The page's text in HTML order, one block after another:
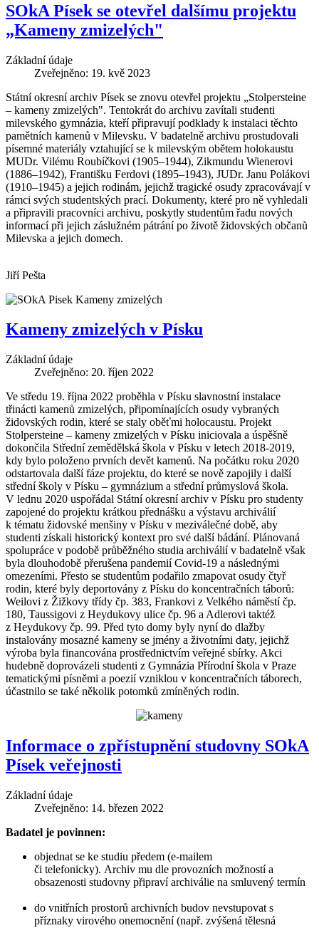
SOkA Písek se otevřel dalšímu projektu
„Kameny zmizelých"
Základní údaje
Zveřejněno: 19. kvě 2023
Státní okresní archiv Písek se znovu otevřel projektu „Stolpersteine
– kameny zmizelých". Tentokrát do archivu zavítali studenti
milevského gymnázia, kteří připravují podklady k instalaci těchto
pamětních kamenů v Milevsku. V badatelně archivu prostudovali
písemné materiály vztahující se k milevským obětem holokaustu
MUDr. Vilému Roubíčkovi (1905–1944), Zikmundu Wienerovi
(1886–1942), Františku Ferdovi (1895–1943), JUDr. Janu Polákovi
(1910–1945) a jejich rodinám, jejichž tragické osudy zpracovávají v
rámci svých studentských prací. Dokumenty, které pro ně vyhledali
a připravili pracovníci archivu, poskytly studentům řadu nových
informací při jejich záslužném pátrání po životě židovských občanů
Milevska a jejich domech.
Jiří Pešta
Kameny zmizelých v Písku
Základní údaje
Zveřejněno: 20. říjen 2022
Ve středu 19. října 2022 proběhla v Písku slavnostní instalace
třinácti kamenů zmizelých, připomínajících osudy vybraných
židovských rodin, které se staly oběťmi holocaustu. Projekt
Stolpersteine – kameny zmizelých v Písku iniciovala a úspěšně
dokončila Střední zemědělská škola v Písku v letech 2018-2019,
kdy bylo položeno prvních devět kamenů. Na počátku roku 2020
odstartovala další fáze projektu, do které se nově zapojily i další
střední školy v Písku – gymnázium a střední průmyslová škola.
V lednu 2020 uspořádal Státní okresní archiv v Písku pro studenty
zapojené do projektu krátkou přednášku a výstavu archiválií
k tématu židovské menšiny v Písku v meziválečné době, aby
studenti získali historický kontext pro své další bádání. Plánovaná
spolupráce v podobě průběžného studia archiválií v badatelně však
byla dlouhodobě přerušena pandemií Covid-19 a následnými
omezeními. Přesto se studentům podařilo zmapovat osudy čtyř
rodin, které byly deportovány z Písku do koncentračních táborů:
Weilovi z Žižkovy třídy čp. 383, Frankovi z Velkého náměstí čp.
180, Taussigovi z Heydukovy ulice čp. 96 a Adlerovi taktéž
z Heydukovy čp. 99. Před tyto domy byly nyní do dlažby
instalovány mosazné kameny se jmény a životními daty, jejichž
výroba byla financována prostřednictvím veřejné sbírky. Akci
hudebně doprovázeli studenti z Gymnázia Přírodní škola v Praze
tematickými písněmi a poezií vzniklou v koncentračních táborech,
účastnilo se také několik potomků zmíněných rodin.
Informace o zpřístupnění studovny SOkA
Písek veřejnosti
Základní údaje
Zveřejněno: 14. březen 2022
Badatel je povinnen:
objednat se ke studiu předem (e-mailem
či telefonicky). Archiv mu dle provozních možností a
obsazenosti studovny připraví archiválie na smluvený termín
do vnitřních prostorů archivních budov nevstupovat s
příznaky virového onemocnění (např. zvýšená tělesná